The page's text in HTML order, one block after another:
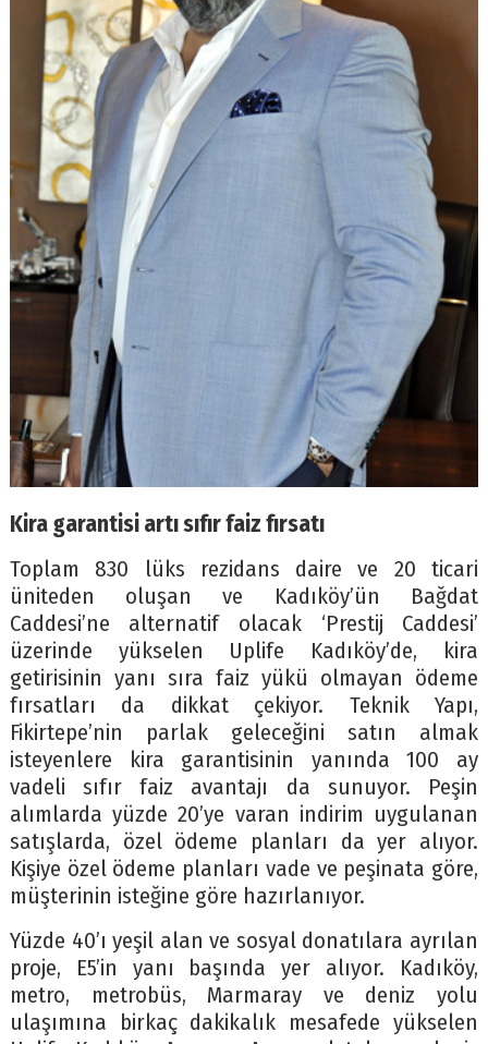
Kira garantisi artı sıfır faiz fırsatı
Toplam 830 lüks rezidans daire ve 20 ticari
üniteden oluşan ve Kadıköy’ün Bağdat
Caddesi’ne alternatif olacak ‘Prestij Caddesi’
üzerinde yükselen Uplife Kadıköy’de, kira
getirisinin yanı sıra faiz yükü olmayan ödeme
fırsatları da dikkat çekiyor. Teknik Yapı,
Fikirtepe’nin parlak geleceğini satın almak
isteyenlere kira garantisinin yanında 100 ay
vadeli sıfır faiz avantajı da sunuyor. Peşin
alımlarda yüzde 20’ye varan indirim uygulanan
satışlarda, özel ödeme planları da yer alıyor.
Kişiye özel ödeme planları vade ve peşinata göre,
müşterinin isteğine göre hazırlanıyor.
Yüzde 40’ı yeşil alan ve sosyal donatılara ayrılan
proje, E5’in yanı başında yer alıyor. Kadıköy,
metro, metrobüs, Marmaray ve deniz yolu
ulaşımına birkaç dakikalık mesafede yükselen